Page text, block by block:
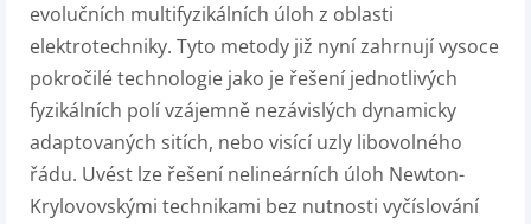
evolučních multifyzikálních úloh z oblasti
elektrotechniky. Tyto metody již nyní zahrnují vysoce
pokročilé technologie jako je řešení jednotlivých
fyzikálních polí vzájemně nezávislých dynamicky
adaptovaných sitích, nebo visící uzly libovolného
řádu. Uvést lze řešení nelineárních úloh Newton-
Krylovovskými technikami bez nutnosti vyčíslování